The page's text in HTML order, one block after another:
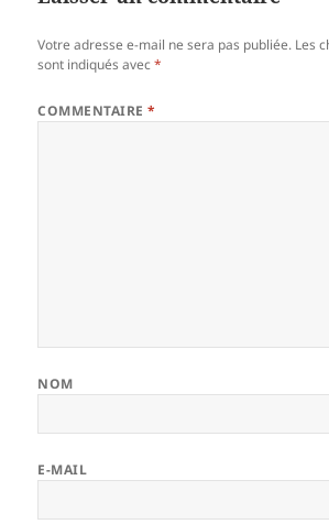
Votre adresse e-mail ne sera pas publiée. Les
sont indiqués avec*
COMMENTAIRE*
NOM
E-MAIL